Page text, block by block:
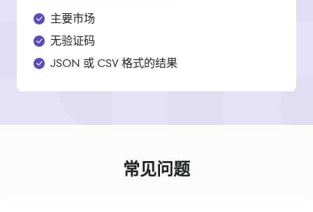
主要市场
无验证码
JSON 或 CSV 格式的结果
常见问题